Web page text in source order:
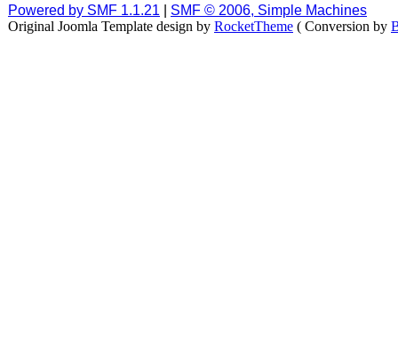
Powered by SMF 1.1.21
SMF © 2006, Simple Machines
Original Joomla Template design by RocketTheme ( Conversion by